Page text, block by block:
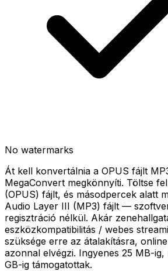
No watermarks
Át kell konvertálnia a OPUS fájlt
MegaConvert megkönnyíti. Töltse
(OPUS) fájlt, és másodpercek alatt
Audio Layer III (MP3) fájlt —
regisztráció nélkül. Akár
eszközkompatibilitás / webes
szüksége erre az átalakításra,
azonnal elvégzi. Ingyenes 25 MB-
GB-ig támogatottak.